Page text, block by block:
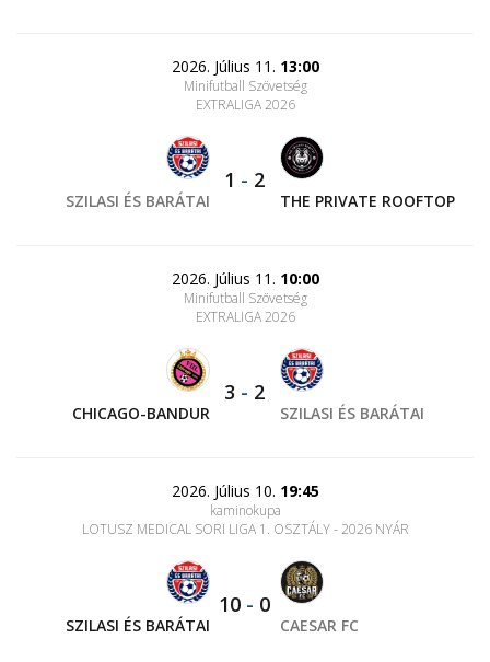
2026. Július 11. 13:00
Minifutball Szövetség
EXTRALIGA 2026
SZILASI ÉS BARÁTAI
1 - 2
THE PRIVATE ROOFTOP
2026. Július 11. 10:00
Minifutball Szövetség
EXTRALIGA 2026
CHICAGO-BANDUR
3 - 2
SZILASI ÉS BARÁTAI
2026. Július 10. 19:45
kaminokupa
LOTUSZ MEDICAL SORI LIGA 1. OSZTÁLY - 2026 NYÁR
SZILASI ÉS BARÁTAI
10 - 0
CAESAR FC